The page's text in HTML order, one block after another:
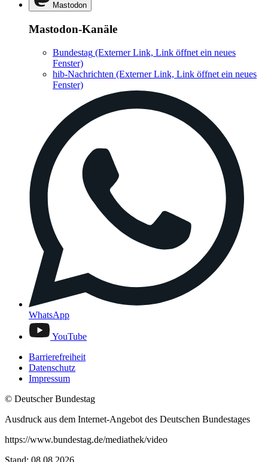
Mastodon
Mastodon-Kanäle
Bundestag (Externer Link, Link öffnet ein neues
Fenster)
hib-Nachrichten (Externer Link, Link öffnet ein neues
Fenster)
WhatsApp
YouTube
Barrierefreiheit
Datenschutz
Impressum
© Deutscher Bundestag
Ausdruck aus dem Internet-Angebot des Deutschen Bundestages
https://www.bundestag.de/mediathek/video
Stand: 08.08.2026